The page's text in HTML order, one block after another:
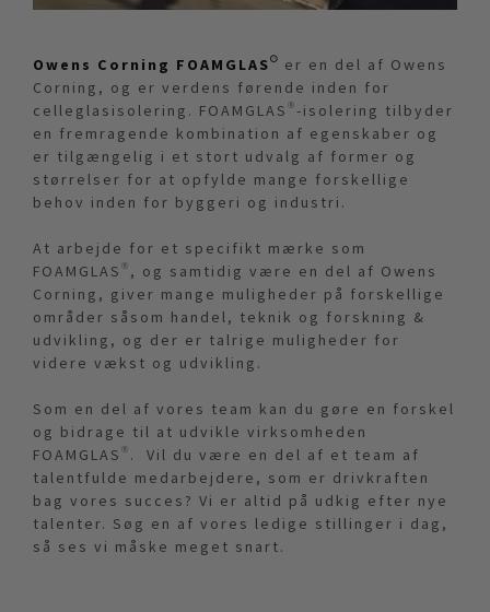
Owens Corning FOAMGLAS® er en del af Owens
Corning, og er verdens førende inden for
celleglasisolering. FOAMGLAS®-isolering tilbyder
en fremragende kombination af egenskaber og
er tilgængelig i et stort udvalg af former og
størrelser for at opfylde mange forskellige
behov inden for byggeri og industri.
At arbejde for et specifikt mærke som
FOAMGLAS®, og samtidig være en del af Owens
Corning, giver mange muligheder på forskellige
områder såsom handel, teknik og forskning &
udvikling, og der er talrige muligheder for
videre vækst og udvikling.
Som en del af vores team kan du gøre en forskel
og bidrage til at udvikle virksomheden
FOAMGLAS®. Vil du være en del af et team af
talentfulde medarbejdere, som er drivkraften
bag vores succes? Vi er altid på udkig efter nye
talenter. Søg en af vores ledige stillinger i dag,
så ses vi måske meget snart.